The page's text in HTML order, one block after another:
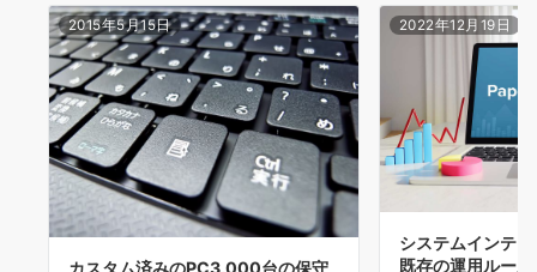
2015年5月15日
カスタム済みのPC3,000台の保守
2022年12月19日
システムインテ
既存の運用ルー